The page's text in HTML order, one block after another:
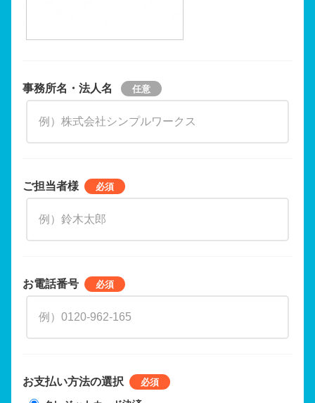
事務所名・法人名
ご担当者様
お電話番号
お支払い方法の選択